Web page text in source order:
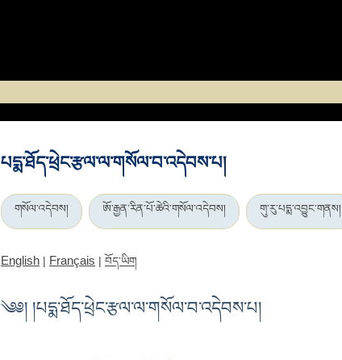
པདྨ་ཐོད་ཕྲེང་རྩལ་ལ་གསོལ་བ་འདེབས་པ།
གསོལ་འདེབས། ཨོ་རྒྱན་རིན་པོ་ཆེའི་གསོལ་འདེབས། གུ་རུ་པདྨ་འབྱུང་གནས།
English | Français | བོད་ཡིག
༄༅། །པདྨ་ཐོད་ཕྲེང་རྩལ་ལ་གསོལ་བ་འདེབས་པ།